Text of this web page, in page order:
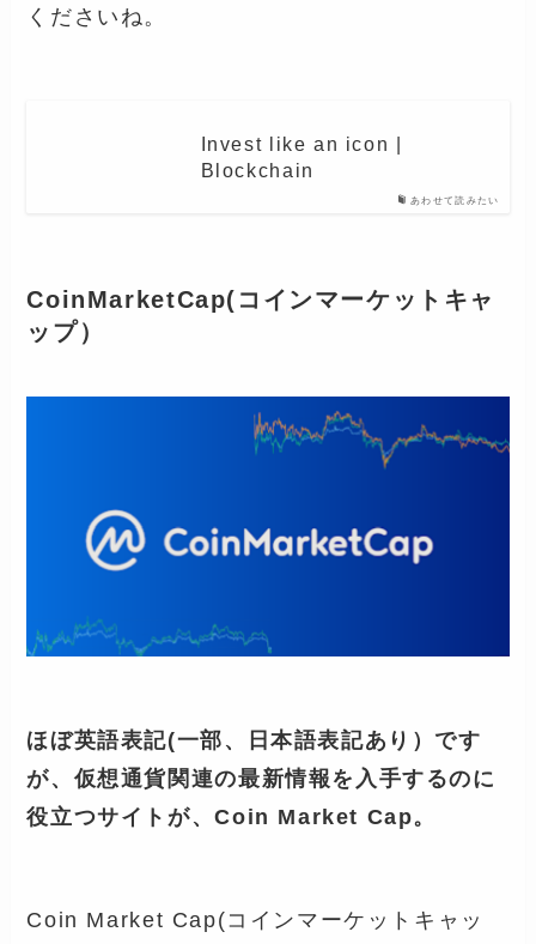
くださいね。
あわせて読みたい
Invest like an icon |
Blockchain
CoinMarketCap(コインマーケットキャ
ップ）
ほぼ英語表記(一部、日本語表記あり）です
が、仮想通貨関連の最新情報を入手するのに
役立つサイトが、Coin Market Cap。
Coin Market Cap(コインマーケットキャッ